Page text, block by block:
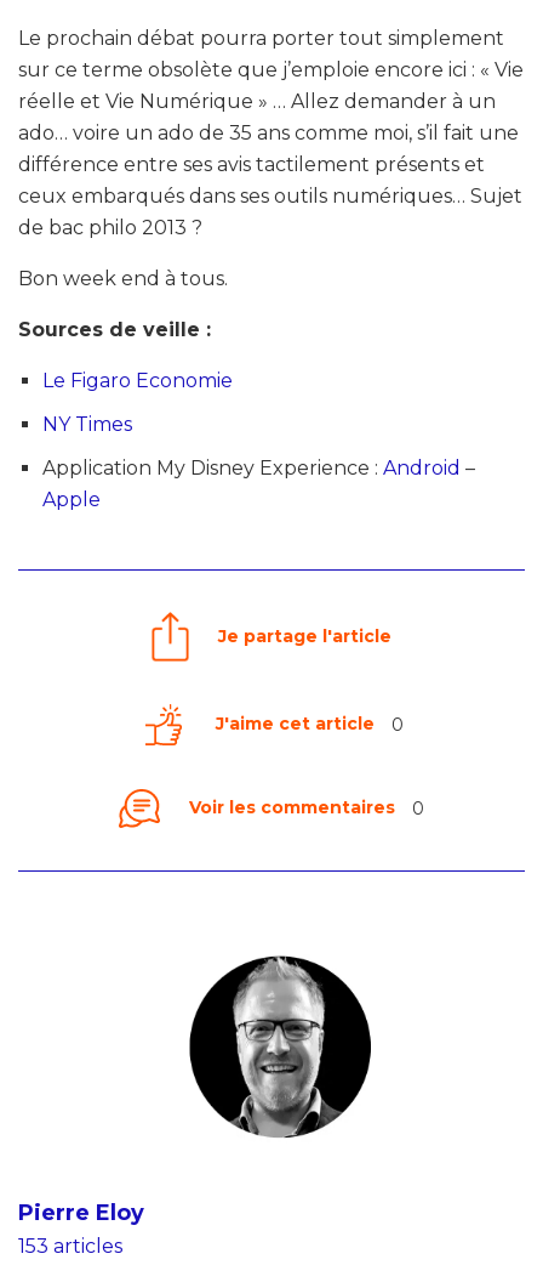
Le prochain débat pourra porter tout simplement
sur ce terme obsolète que j’emploie encore ici : « Vie
réelle et Vie Numérique » … Allez demander à un
ado… voire un ado de 35 ans comme moi, s’il fait une
différence entre ses avis tactilement présents et
ceux embarqués dans ses outils numériques… Sujet
de bac philo 2013 ?
Bon week end à tous.
Sources de veille :
Le Figaro Economie
NY Times
Application My Disney Experience : Android –
Apple
Je partage l'article
J'aime cet article 0
Voir les commentaires 0
Pierre Eloy
153 articles